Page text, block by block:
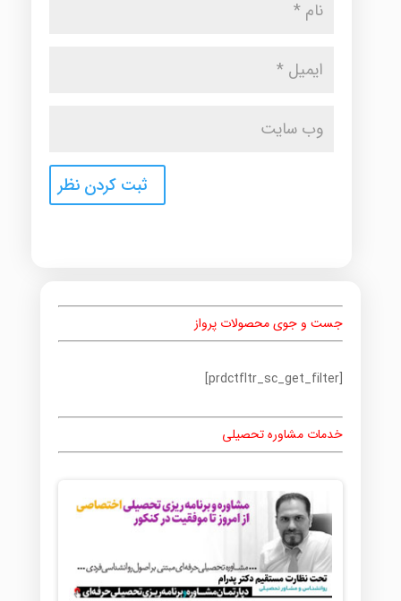
جست و جوی محصولات پرواز
[prdctfltr_sc_get_filter]
خدمات مشاوره تحصیلی